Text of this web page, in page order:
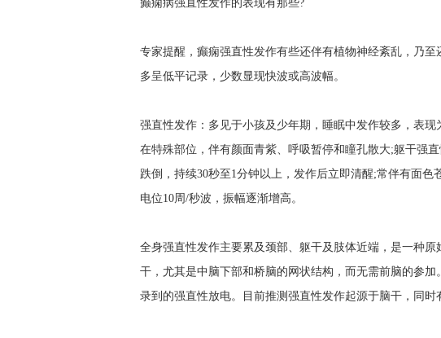
癫痫病强直性发作的表现有那些?
专家提醒，癫痫强直性发作有些还伴有植物神经紊乱，乃
多呈低平记录，少数显现快波或高波幅。
强直性发作：多见于小孩及少年期，睡眠中发作较多，表
在特殊部位，伴有颜面青紫、呼吸暂停和瞳孔散大;躯干强
跌倒，持续30秒至1分钟以上，发作后立即清醒;常伴有面
电位10周/秒波，振幅逐渐增高。
全身强直性发作主要累及颈部、躯干及肢体近端，是一种
干，尤其是中脑下部和桥脑的网状结构，而无需前脑的参
录到的强直性放电。目前推测强直性发作起源于脑干，同时